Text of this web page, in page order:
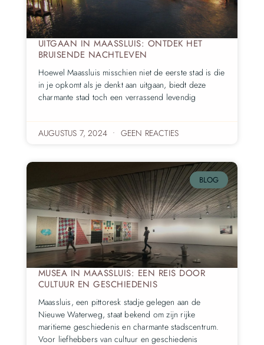
UITGAAN IN MAASSLUIS: ONTDEK HET
BRUISENDE NACHTLEVEN
Hoewel Maassluis misschien niet de eerste stad is die
in je opkomt als je denkt aan uitgaan, biedt deze
charmante stad toch een verrassend levendig
AUGUSTUS 7, 2024 GEEN REACTIES
BLOG
MUSEA IN MAASSLUIS: EEN REIS DOOR
CULTUUR EN GESCHIEDENIS
Maassluis, een pittoresk stadje gelegen aan de
Nieuwe Waterweg, staat bekend om zijn rijke
maritieme geschiedenis en charmante stadscentrum.
Voor liefhebbers van cultuur en geschiedenis